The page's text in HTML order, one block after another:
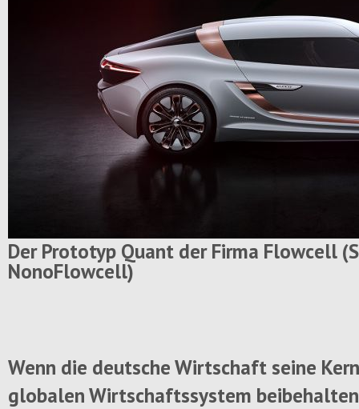
Der Prototyp Quant der Firma Flowcell
NonoFlowcell)
Wenn die deutsche Wirtschaft seine
globalen Wirtschaftssystem